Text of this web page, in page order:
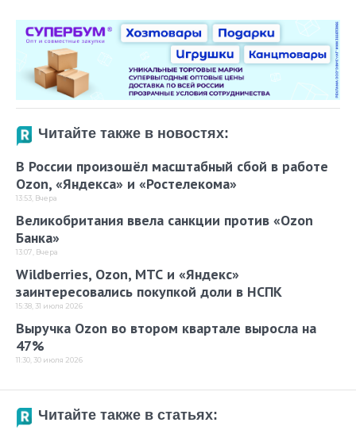
Читайте также в новостях:
В России произошёл масштабный сбой в работе
Ozon, «Яндекса» и «Ростелекома»
13:53, Вчера
Великобритания ввела санкции против «Ozon
Банка»
13:07, Вчера
Wildberries, Ozon, МТС и «Яндекс»
заинтересовались покупкой доли в НСПК
15:38, 31 июля 2026
Выручка Ozon во втором квартале выросла на
47%
11:30, 30 июля 2026
Читайте также в статьях: